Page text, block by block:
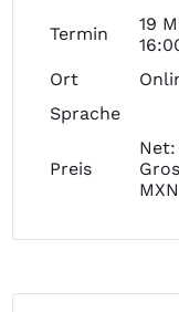
Termin
19
Ort
Sprache
Preis
Net:
MXN